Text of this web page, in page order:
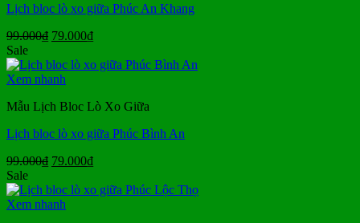
Lịch bloc lò xo giữa Phúc An Khang
99.000₫ Giá
là:
99.000₫.
79.000₫Giá
tại
Sale
Xem nhanh
Mẫu Lịch Bloc Lò Xo Giữa
Lịch bloc lò xo giữa Phúc Bình An
99.000₫ Giá
là:
99.000₫.
79.000₫Giá
tại
Sale
Xem nhanh